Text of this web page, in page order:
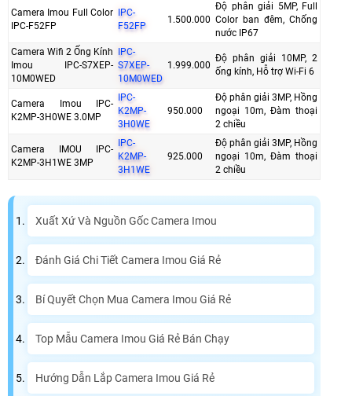
Camera Imou Full Color
IPC-F52FP
IPC-
F52FP
1.500.000
Độ phân giải 5MP, Full
Color ban đêm, Chống
nước IP67
Camera Wifi 2 Ống Kính
Imou IPC-S7XEP-
10M0WED
IPC-
S7XEP-
10M0WED
1.999.000
Độ phân giải 10MP, 2
ống kính, Hỗ trợ Wi-Fi 6
Camera Imou IPC-
K2MP-3H0WE 3.0MP
IPC-
K2MP-
3H0WE
950.000
Độ phân giải 3MP, Hồng
ngoại 10m, Đàm thoại
2 chiều
Camera IMOU IPC-
K2MP-3H1WE 3MP
IPC-
K2MP-
3H1WE
925.000
Độ phân giải 3MP, Hồng
ngoại 10m, Đàm thoại
2 chiều
Xuất Xứ Và Nguồn Gốc Camera Imou
Đánh Giá Chi Tiết Camera Imou Giá Rẻ
Bí Quyết Chọn Mua Camera Imou Giá Rẻ
Top Mẫu Camera Imou Giá Rẻ Bán Chạy
Hướng Dẫn Lắp Camera Imou Giá Rẻ